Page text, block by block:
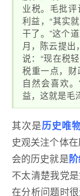
业税。毛批
利益，“其实
干了。”这个
月，陈云提出
说：“现在税
税重一点，
自然会喜欢
益，这就是毛
其次是历史唯
史观关注个体
会的历史就是
不太清楚我党
在分析问题时